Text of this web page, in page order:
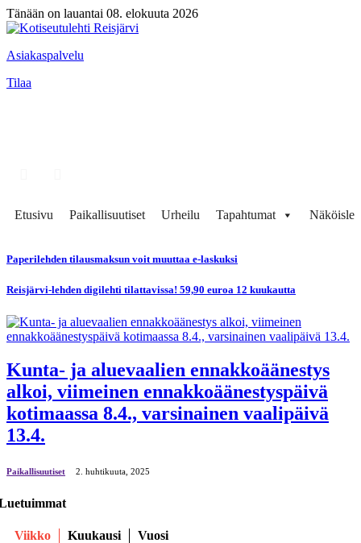
Tänään on lauantai 08. elokuuta 2026
Asiakaspalvelu
Tilaa
Etusivu Paikallisuutiset Urheilu Tapahtumat
Paperilehden tilausmaksun voit muuttaa e-laskuksi
Reisjärvi-lehden digilehti tilattavissa! 59,90 euroa 12 kuukautta
Kunta- ja aluevaalien ennakkoäänestys
alkoi, viimeinen ennakkoäänestyspäivä
kotimaassa 8.4., varsinainen vaalipäivä
13.4.
Paikallisuutiset 2. huhtikuuta, 2025
Viikko Kuukausi Vuosi